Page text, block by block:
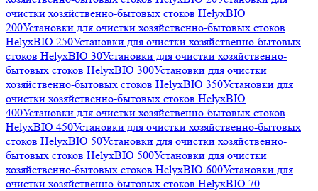
очистки хозяйственно-бытовых стоков HelyxBIO
200Установки для очистки хозяйственно-бытовых стоков
HelyxBIO 250Установки для очистки хозяйственно-бытовых
стоков HelyxBIO 30Установки для очистки хозяйственно-
бытовых стоков HelyxBIO 300Установки для очистки
хозяйственно-бытовых стоков HelyxBIO 350Установки для
очистки хозяйственно-бытовых стоков HelyxBIO
400Установки для очистки хозяйственно-бытовых стоков
HelyxBIO 450Установки для очистки хозяйственно-бытовых
стоков HelyxBIO 50Установки для очистки хозяйственно-
бытовых стоков HelyxBIO 500Установки для очистки
хозяйственно-бытовых стоков HelyxBIO 600Установки для
очистки хозяйственно-бытовых стоков HelyxBIO 70